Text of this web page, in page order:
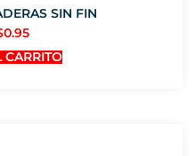
SIN FIN
0.95